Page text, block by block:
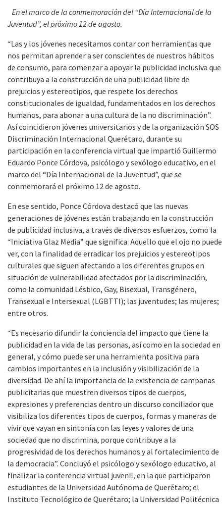
En el marco de la conmemoración del “Día Internacional de la
Juventud”, el próximo 12 de agosto.
“Las y los jóvenes necesitamos contar con herramientas que
nos permitan aprender a ser conscientes de nuestros hábitos
de consumo, para comenzar a apoyar la publicidad inclusiva que
contribuya a la construcción de una publicidad libre de
prejuicios y estereotipos, que respete los derechos
constitucionales de igualdad, fundamentados en los derechos
humanos, para abonar a una cultura de la no discriminación”.
Así coincidieron jóvenes universitarios y de la organización SOS
Discriminación Internacional Querétaro, durante su
participación en la conferencia virtual que impartió Guillermo
Eduardo Ponce Córdova, psicólogo y sexólogo educativo, en el
marco del “Día Internacional de la Juventud”, que se
conmemorará el próximo 12 de agosto.
En ese sentido, Ponce Córdova destacó que las nuevas
generaciones de jóvenes están trabajando en la construcción
de publicidad inclusiva, a través de diversos esfuerzos, como la
“Iniciativa Glaz Media” que significa: Aquello que el ojo no puede
ver, con la finalidad de erradicar los prejuicios y estereotipos
culturales que siguen afectando a los diferentes grupos en
situación de vulnerabilidad afectados por la discriminación,
como la comunidad Lésbico, Gay, Bisexual, Transgénero,
Transexual e Intersexual (LGBTTI); las juventudes; las mujeres;
entre otros.
“Es necesario difundir la conciencia del impacto que tiene la
publicidad en la vida de las personas, así como en la sociedad en
general, y cómo puede ser una herramienta positiva para
cambios importantes en la inclusión y visibilización de la
diversidad. De ahí la importancia de la existencia de campañas
publicitarias que muestren diversos tipos de cuerpos,
expresiones y preferencias dentro un discurso conciliador que
visibiliza los diferentes tipos de cuerpos, formas y maneras de
vivir que vayan en sintonía con las leyes y valores de una
sociedad que no discrimina, porque contribuye a la
progresividad de los derechos humanos y al fortalecimiento de
la democracia”. Concluyó el psicólogo y sexólogo educativo, al
finalizar la conferencia virtual juvenil, en la que participaron
estudiantes de la Universidad Autónoma de Querétaro; el
Instituto Tecnológico de Querétaro; la Universidad Politécnica